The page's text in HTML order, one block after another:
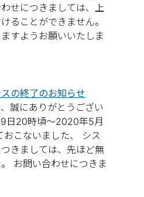
せにつきましては、上
ることができません。
すようお願いいたしま
の終了のお知らせ
誠にありがとうござい
日20時頃～2020年5月
こないました、 シス
きましては、先ほど無
お問い合わせにつきま